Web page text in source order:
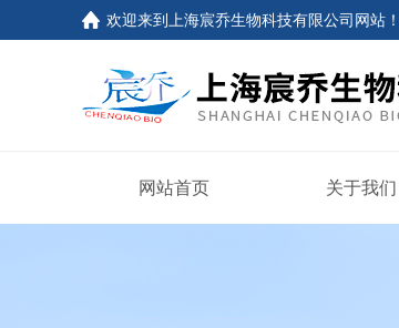
欢迎来到上海宸乔生物科技有限公司网站！
网站首页 关于我们